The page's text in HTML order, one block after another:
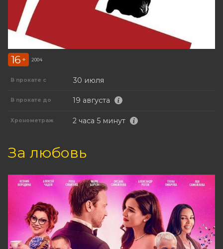
16 + 2004
В прокате с 30 июля
В прокате до 19 августа
Хронометраж 2 часа 5 минут
За любовь